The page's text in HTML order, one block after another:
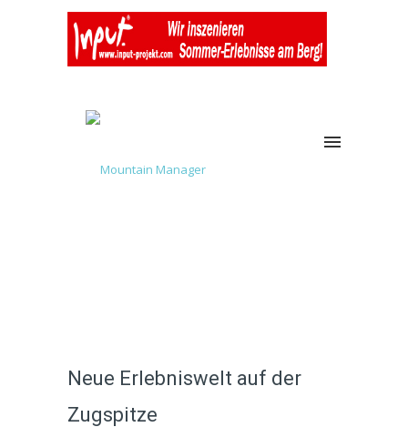
Neue Erlebniswelt auf der
Zugspitze